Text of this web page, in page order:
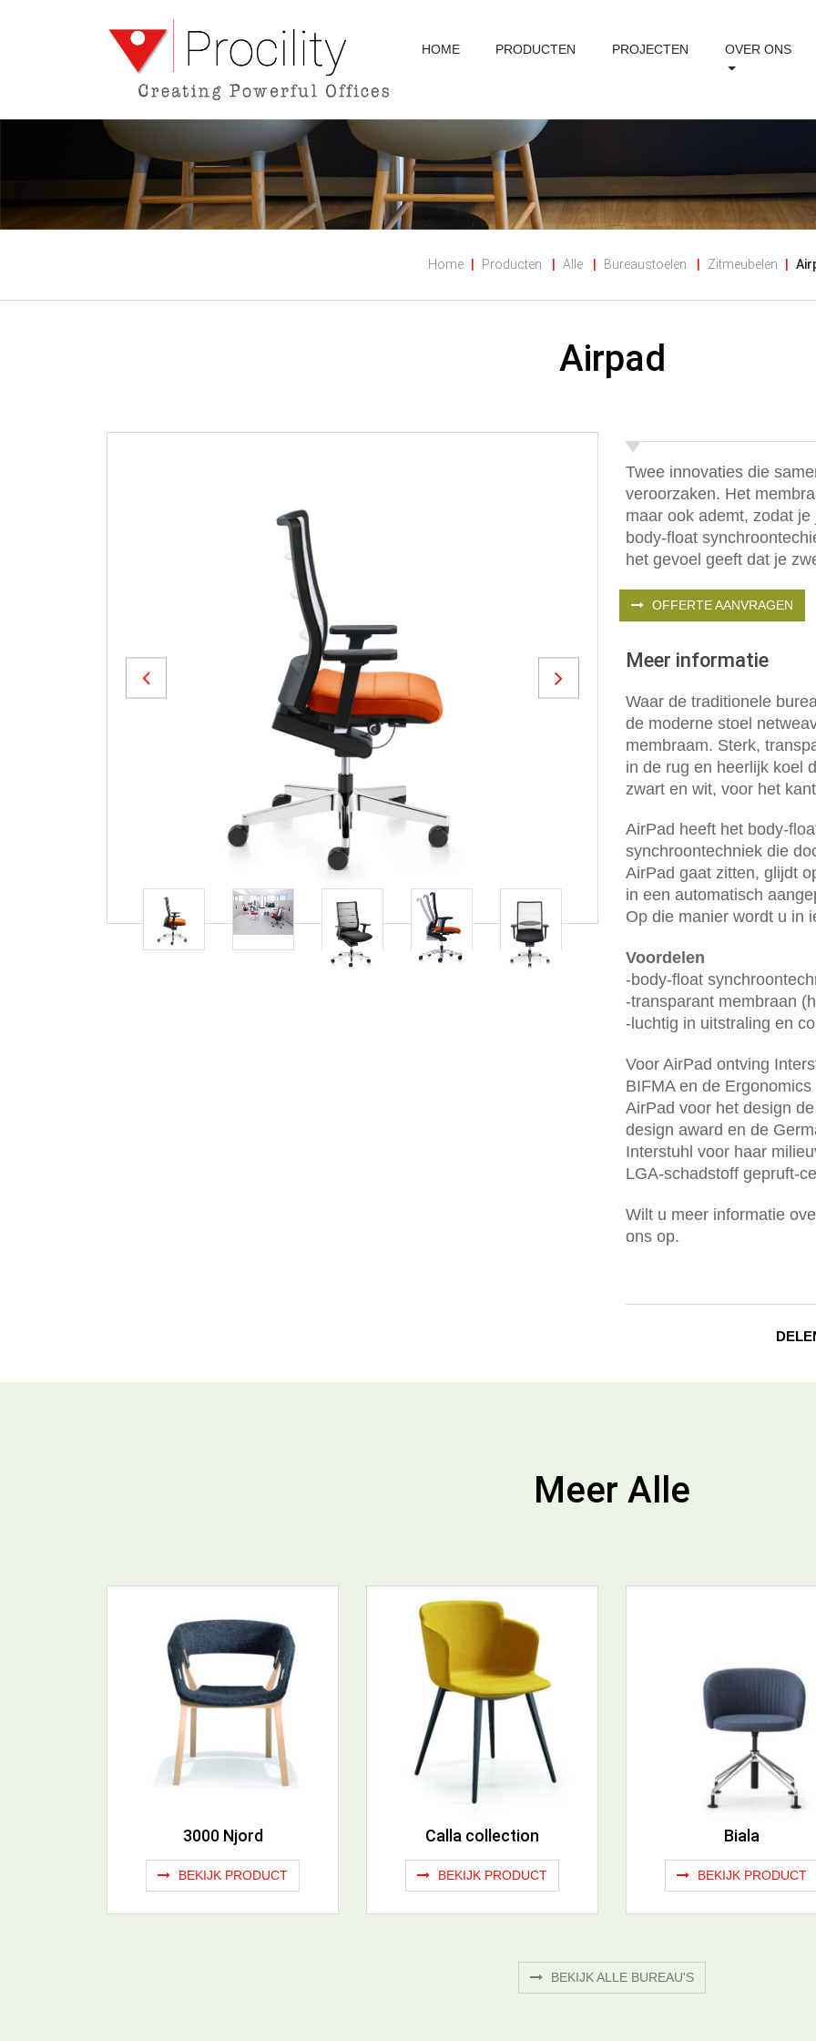
HOME PRODUCTEN PROJECTEN OVER ONS
Home Producten Alle Bureaustoelen Zitmeubelen
Airpad
Previous Next
Twee innovaties die
veroorzaken. Het
maar ook ademt, zodat
body-float
het gevoel geeft dat je
OFFERTE AANVRAGEN
Meer informatie
Waar de traditionele
de moderne stoel
membraam. Sterk,
in de rug en heerlijk koel
zwart en wit, voor het
AirPad heeft het body-
synchroontechniek die
AirPad gaat zitten, glijdt
in een automatisch
Op die manier wordt u in
Voordelen
-body-float
-transparant membraan
-luchtig in uitstraling en
Voor AirPad ontving
BIFMA en de
AirPad voor het design
design award en de
Interstuhl voor haar
LGA-schadstoff gepruft-
Wilt u meer informatie
ons op.
Meer Alle
3000 Njord
BEKIJK PRODUCT
Calla collection
BEKIJK PRODUCT
Biala
BEKIJK PRODUCT
BEKIJK ALLE BUREAU'S